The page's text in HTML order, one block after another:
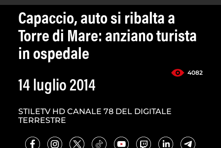
Capaccio, auto si ribalta a
Torre di Mare: anziano turista
in ospedale
4082
14 luglio 2014
STILETV HD CANALE 78 DEL DIGITALE
TERRESTRE